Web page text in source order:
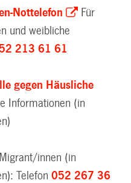
Nottelefon
Für
und weibliche
213 61 61
gegen Häusliche
Informationen (in
innen (in
Telefon052 267 36